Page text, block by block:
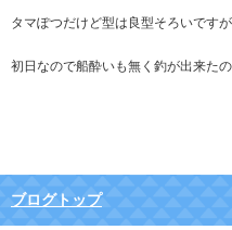
タマぽつだけど型は良型そろいです
初日なので船酔いも無く釣が出来たの
ブログトップ